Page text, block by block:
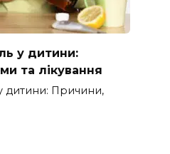
у дитини:
та лікування
дитини: Причини,